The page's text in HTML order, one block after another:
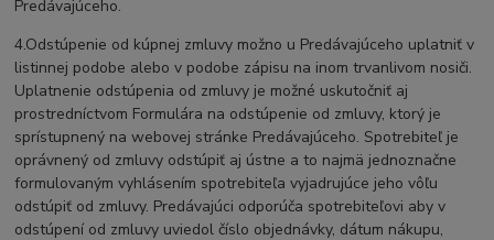
Predávajúceho.
4.Odstúpenie od kúpnej zmluvy možno u Predávajúceho uplatniť v
listinnej podobe alebo v podobe zápisu na inom trvanlivom nosiči.
Uplatnenie odstúpenia od zmluvy je možné uskutočniť aj
prostredníctvom Formulára na odstúpenie od zmluvy, ktorý je
sprístupnený na webovej stránke Predávajúceho. Spotrebiteľ je
oprávnený od zmluvy odstúpiť aj ústne a to najmä jednoznačne
formulovaným vyhlásením spotrebiteľa vyjadrujúce jeho vôľu
odstúpiť od zmluvy. Predávajúci odporúča spotrebiteľovi aby v
odstúpení od zmluvy uviedol číslo objednávky, dátum nákupu,